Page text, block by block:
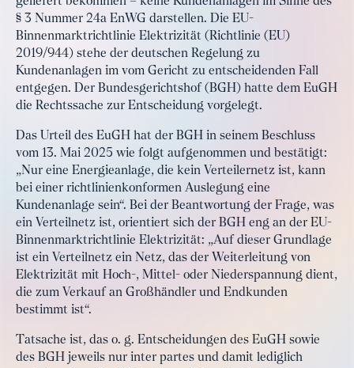
§ 3 Nummer 24a EnWG darstellen. Die EU-
Binnenmarktrichtlinie Elektrizität (Richtlinie (EU)
2019/944) stehe der deutschen Regelung zu
Kundenanlagen im vom Gericht zu entscheidenden Fall
entgegen. Der Bundesgerichtshof (BGH) hatte dem EuGH
die Rechtssache zur Entscheidung vorgelegt.
Das Urteil des EuGH hat der BGH in seinem Beschluss
vom 13. Mai 2025 wie folgt aufgenommen und bestätigt:
„Nur eine Energieanlage, die kein Verteilernetz ist, kann
bei einer richtlinienkonformen Auslegung eine
Kundenanlage sein“. Bei der Beantwortung der Frage, was
ein Verteilnetz ist, orientiert sich der BGH eng an der EU-
Binnenmarktrichtlinie Elektrizität: „Auf dieser Grundlage
ist ein Verteilnetz ein Netz, das der Weiterleitung von
Elektrizität mit Hoch-, Mittel- oder Niederspannung dient,
die zum Verkauf an Großhändler und Endkunden
bestimmt ist“.
Tatsache ist, das o. g. Entscheidungen des EuGH sowie
des BGH jeweils nur inter partes und damit lediglich